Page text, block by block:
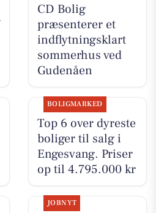
CD Bolig
præsenterer et
indflytningsklart
sommerhus ved
Gudenåen
BOLIGMARKED
Top 6 over dyreste
boliger til salg i
Engesvang. Priser
op til 4.795.000 kr
JOBNYT